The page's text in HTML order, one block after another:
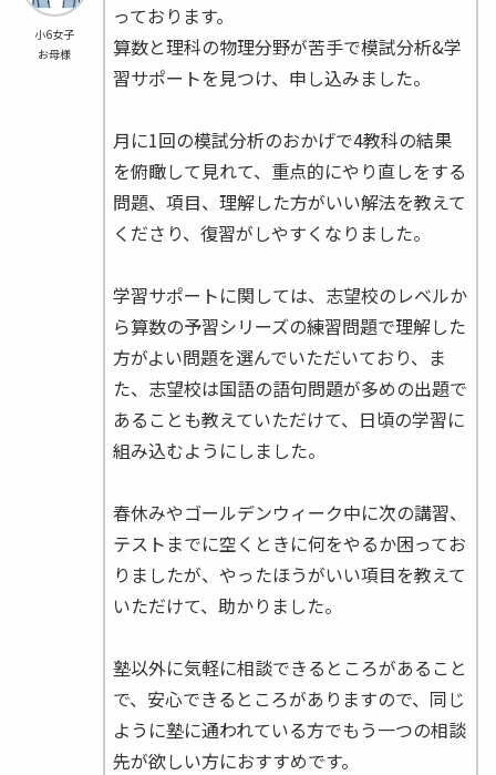
小6女子
お母様
っております。
算数と理科の物理分野が苦手で模試分析&学
習サポートを見つけ、申し込みました。
月に1回の模試分析のおかげで4教科の結果
を俯瞰して見れて、重点的にやり直しをする
問題、項目、理解した方がいい解法を教えて
くださり、復習がしやすくなりました。
学習サポートに関しては、志望校のレベルか
ら算数の予習シリーズの練習問題で理解した
方がよい問題を選んでいただいており、ま
た、志望校は国語の語句問題が多めの出題で
あることも教えていただけて、日頃の学習に
組み込むようにしました。
春休みやゴールデンウィーク中に次の講習、
テストまでに空くときに何をやるか困ってお
りましたが、やったほうがいい項目を教えて
いただけて、助かりました。
塾以外に気軽に相談できるところがあること
で、安心できるところがありますので、同じ
ように塾に通われている方でもう一つの相談
先が欲しい方におすすめです。